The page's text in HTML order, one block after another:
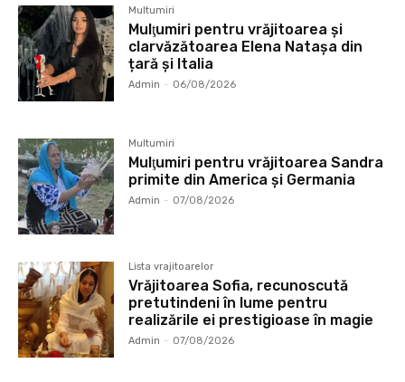
Multumiri
Mulţumiri pentru vrăjitoarea și
clarvăzătoarea Elena Natașa din
țară și Italia
Admin - 06/08/2026
Multumiri
Mulţumiri pentru vrăjitoarea Sandra
primite din America și Germania
Admin - 07/08/2026
Lista vrajitoarelor
Vrăjitoarea Sofia, recunoscută
pretutindeni în lume pentru
realizările ei prestigioase în magie
Admin - 07/08/2026